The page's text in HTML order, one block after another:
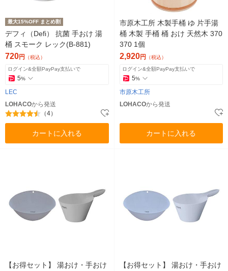
最大15%OFF まとめ割
デフィ（Defi） 抗菌 手おけ 湯
桶 スモーク レック(B-881)
720円 （税込）
ログイン&全額PayPay支払いで
5%
LEC
LOHACOから発送
（4）
カートに入れる
市原木工所 木製手桶 ゆ 片手湯
桶 木製 手桶 桶 おけ 天然木 370
370 1個
2,920円 （税込）
ログイン&全額PayPay支払いで
5%
市原木工所
LOHACOから発送
カートに入れる
【お得セット】 湯おけ・手おけ 【お得セット】 湯おけ・手おけ